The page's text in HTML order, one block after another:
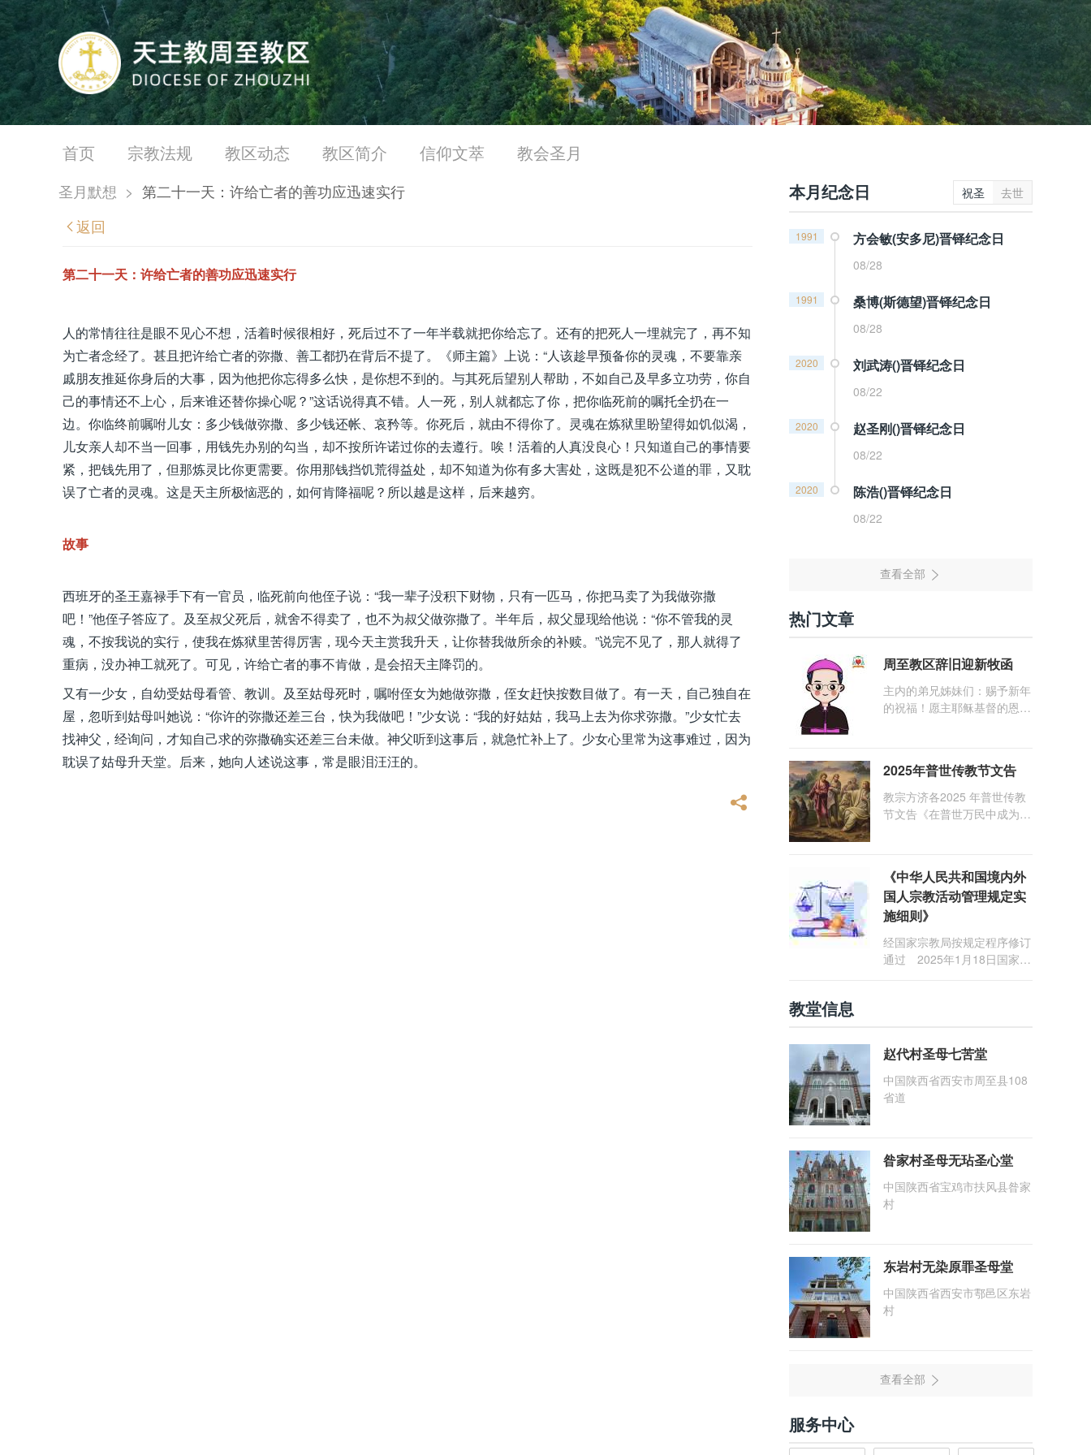
首页 宗教法规 教区动态 教区简介 信仰文萃 教会圣月
圣月默想 > 第二十一天：许给亡者的善功应迅速实行
返回
第二十一天：许给亡者的善功应迅速实行
人的常情往往是眼不见心不想，活着时候很相好，死后过不了一年半载就把你给忘了。还有的把死人一埋就完了，再不知
为亡者念经了。甚且把许给亡者的弥撒、善工都扔在背后不提了。《师主篇》上说：“人该趁早预备你的灵魂，不要靠亲
戚朋友推延你身后的大事，因为他把你忘得多么快，是你想不到的。与其死后望别人帮助，不如自己及早多立功劳，你自
己的事情还不上心，后来谁还替你操心呢？”这话说得真不错。人一死，别人就都忘了你，把你临死前的嘱托全扔在一
边。你临终前嘱咐儿女：多少钱做弥撒、多少钱还帐、哀矜等。你死后，就由不得你了。灵魂在炼狱里盼望得如饥似渴，
儿女亲人却不当一回事，用钱先办别的勾当，却不按所许诺过你的去遵行。唉！活着的人真没良心！只知道自己的事情要
紧，把钱先用了，但那炼灵比你更需要。你用那钱挡饥荒得益处，却不知道为你有多大害处，这既是犯不公道的罪，又耽
误了亡者的灵魂。这是天主所极恼恶的，如何肯降福呢？所以越是这样，后来越穷。
故事
西班牙的圣王嘉禄手下有一官员，临死前向他侄子说：“我一辈子没积下财物，只有一匹马，你把马卖了为我做弥撒
吧！”他侄子答应了。及至叔父死后，就舍不得卖了，也不为叔父做弥撒了。半年后，叔父显现给他说：“你不管我的灵
魂，不按我说的实行，使我在炼狱里苦得厉害，现今天主赏我升天，让你替我做所余的补赎。”说完不见了，那人就得了
重病，没办神工就死了。可见，许给亡者的事不肯做，是会招天主降罚的。
又有一少女，自幼受姑母看管、教训。及至姑母死时，嘱咐侄女为她做弥撒，侄女赶快按数目做了。有一天，自己独自在
屋，忽听到姑母叫她说：“你许的弥撒还差三台，快为我做吧！”少女说：“我的好姑姑，我马上去为你求弥撒。”少女忙去
找神父，经询问，才知自己求的弥撒确实还差三台未做。神父听到这事后，就急忙补上了。少女心里常为这事难过，因为
耽误了姑母升天堂。后来，她向人述说这事，常是眼泪汪汪的。
本月纪念日 祝圣 去世
1991 方会敏(安多尼)晋铎纪念日
08/28
1991 桑博(斯德望)晋铎纪念日
08/28
2020 刘武涛()晋铎纪念日
08/22
2020 赵圣刚()晋铎纪念日
08/22
2020 陈浩()晋铎纪念日
08/22
热门文章
周至教区辞旧迎新牧函
主内的弟兄姊妹们：赐予新年
的祝福！愿主耶稣基督的恩
们，愿临在的救主基督安慰你
们，并圣化你们的生活，作为
祝贺祂诞辰的珍贵礼品。
2025年普世传教节文告
教宗方济各2025 年普世传教
节文告《在普世万民中成为怀
《中华人民共和国境内外
国人宗教活动管理规定实
施细则》
经国家宗教局按规定程序修订
通过 2025年1月18日国家宗
教堂信息
赵代村圣母七苦堂
中国陕西省西安市周至县108
省道
昝家村圣母无玷圣心堂
中国陕西省宝鸡市扶风县昝家
村
东岩村无染原罪圣母堂
中国陕西省西安市鄠邑区东岩
村
服务中心